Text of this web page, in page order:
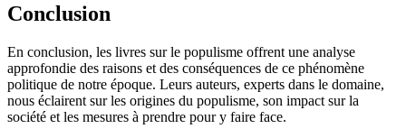
Conclusion
En conclusion, les livres sur le populisme offrent une analyse
approfondie des raisons et des conséquences de ce phénomène
politique de notre époque. Leurs auteurs, experts dans le domaine,
nous éclairent sur les origines du populisme, son impact sur la
société et les mesures à prendre pour y faire face.